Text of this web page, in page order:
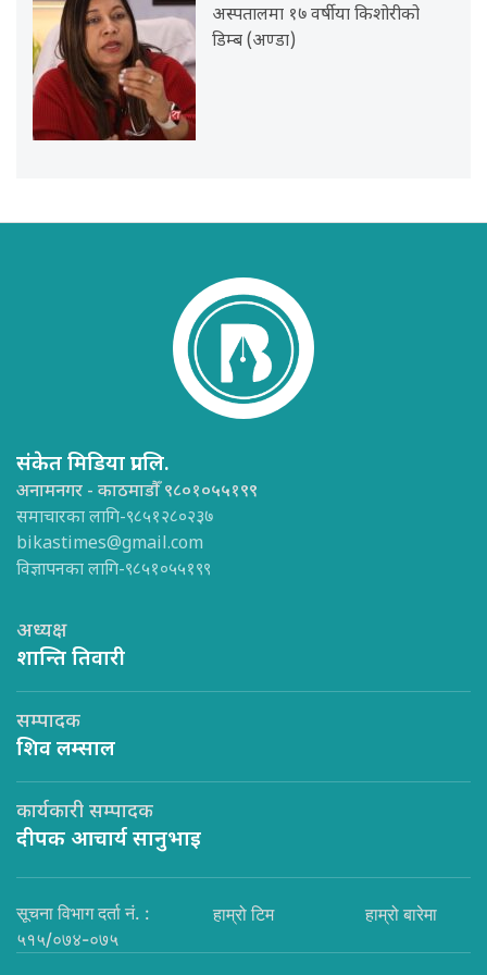
अस्पतालमा १७ वर्षीया किशोरीको
डिम्ब (अण्डा)
संकेत मिडिया प्रा.लि.
अनामनगर - काठमाडौँ ९८०१०५५१९९
समाचारका लागि-९८५१२८०२३७
bikastimes@gmail.com
विज्ञापनका लागि-९८५१०५५१९९
अध्यक्ष
शान्ति तिवारी
सम्पादक
शिव लम्साल
कार्यकारी सम्पादक
दीपक आचार्य सानुभाइ
सूचना विभाग दर्ता नं. :
५१५/०७४-०७५
हाम्रो टिम हाम्रो बारेमा